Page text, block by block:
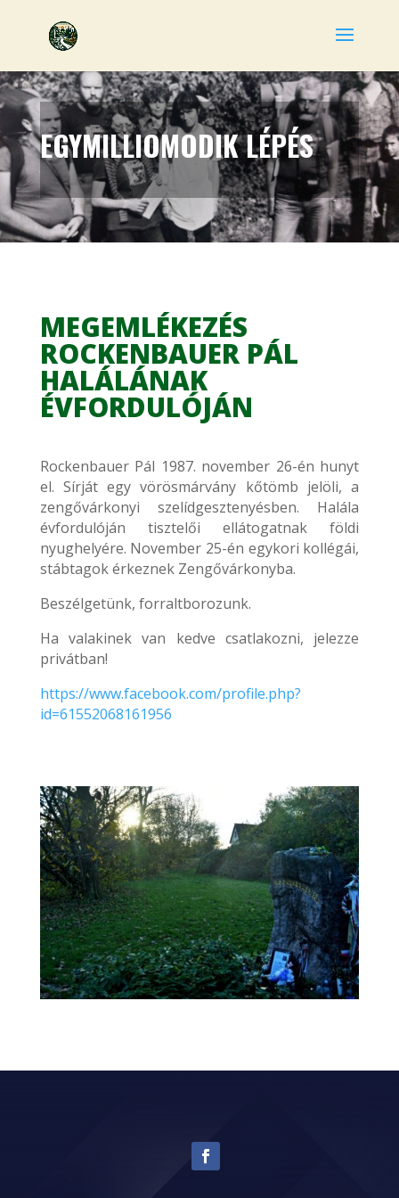
EGYMILLIOMODIK LÉPÉS
MEGEMLÉKEZÉS
ROCKENBAUER PÁL
HALÁLÁNAK
ÉVFORDULÓJÁN
Rockenbauer Pál 1987. november 26-én hunyt
el. Sírját egy vörösmárvány kőtömb jelöli, a
zengővárkonyi szelídgesztenyésben. Halála
évfordulóján tisztelői ellátogatnak földi
nyughelyére. November 25-én egykori kollégái,
stábtagok érkeznek Zengővárkonyba.
Beszélgetünk, forraltborozunk.
Ha valakinek van kedve csatlakozni, jelezze
privátban!
https://www.facebook.com/profile.php?
id=61552068161956